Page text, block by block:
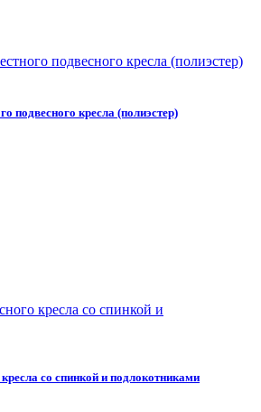
подвесного кресла (полиэстер)
со спинкой и подлокотниками